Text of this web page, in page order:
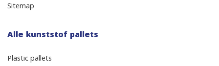
Sitemap
Alle kunststof pallets
Plastic pallets